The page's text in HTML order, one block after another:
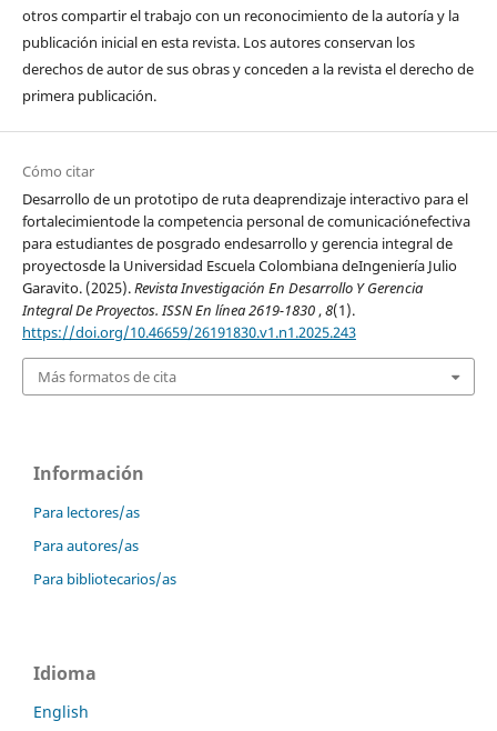
otros compartir el trabajo con un reconocimiento de la autoría y la
publicación inicial en esta revista. Los autores conservan los
derechos de autor de sus obras y conceden a la revista el derecho de
primera publicación.
Cómo citar
Desarrollo de un prototipo de ruta deaprendizaje interactivo para el
fortalecimientode la competencia personal de comunicaciónefectiva
para estudiantes de posgrado endesarrollo y gerencia integral de
proyectosde la Universidad Escuela Colombiana deIngeniería Julio
Garavito. (2025).Revista Investigación En Desarrollo Y Gerencia
Integral De Proyectos. ISSN En línea 2619-1830,8(1).
https://doi.org/10.46659/26191830.v1.n1.2025.243
Más formatos de cita
Información
Para lectores/as
Para autores/as
Para bibliotecarios/as
Idioma
English